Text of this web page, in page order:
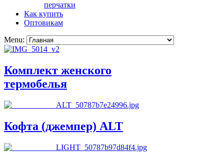
перчатки
Как купить
Оптовикам
Menu:
Комплект женского
термобелья
Кофта (джемпер) ALT